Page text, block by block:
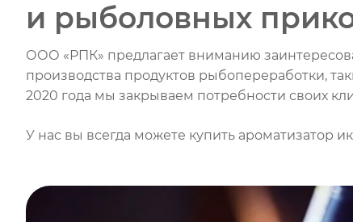
и рыболовных
ООО «РПК» предлагает вниманию
производства продуктов рыбопереработки,
2020 года мы закрываем потребности своих
У нас вы всегда можете купить ароматизатор